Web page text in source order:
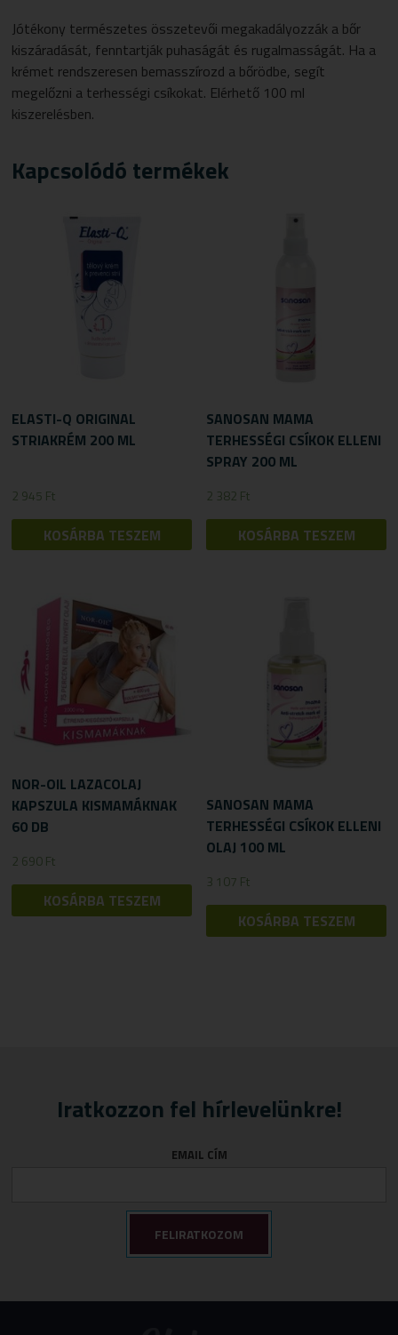
Jótékony természetes összetevői megakadályozzák a bőr
kiszáradását, fenntartják puhaságát és rugalmasságát. Ha a
krémet rendszeresen bemasszírozd a bőrödbe, segít
megelőzni a terhességi csíkokat. Elérhető 100 ml
kiszerelésben.
Kapcsolódó termékek
ELASTI-Q ORIGINAL
STRIAKRÉM 200 ML
2 945 Ft
KOSÁRBA TESZEM
SANOSAN MAMA
TERHESSÉGI CSÍKOK ELLENI
SPRAY 200 ML
2 382 Ft
KOSÁRBA TESZEM
NOR-OIL LAZACOLAJ
KAPSZULA KISMAMÁKNAK
60 DB
2 690Ft
KOSÁRBA TESZEM
SANOSAN MAMA
TERHESSÉGI CSÍKOK ELLENI
OLAJ 100 ML
3 107 Ft
KOSÁRBA TESZEM
Iratkozzon fel hírlevelünkre!
EMAIL CÍM